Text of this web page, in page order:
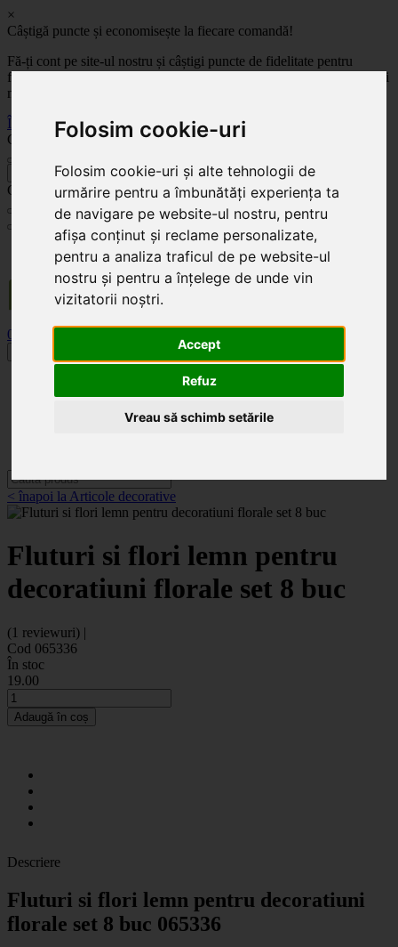
Folosim cookie-uri
Folosim cookie-uri și alte tehnologii de
urmărire pentru a îmbunătăți experiența ta
de navigare pe website-ul nostru, pentru
afișa conținut și reclame personalizate,
pentru a analiza traficul de pe website-ul
nostru și pentru a înțelege de unde vin
vizitatorii noștri.
Accept
Refuz
Vreau să schimb setările
×
Câștigă puncte și economisește la fiecare comandă!
Fă-ți cont pe site-ul nostru și câștigi puncte de fidelitate pentru
fiecare comandă! Cu cât comanzi mai mult, cu atât economisești mai
mult!
Înregistrează-te acum
Celoplast
Celoplast
Transportul este GRATUIT pentru comenzile mai mari de 350 Lei. Comanda minimă în
valoare de 100 Lei. Expediere în 1 - 2 zile lucrătoare.
0
Categorii
< înapoi la Articole decorative
Fluturi si flori lemn pentru
decoratiuni florale set 8 buc
(1 reviewuri) |
Cod 065336
În stoc
19.00
Adaugă în coș
Descriere
Fluturi si flori lemn pentru decoratiuni
florale set 8 buc 065336